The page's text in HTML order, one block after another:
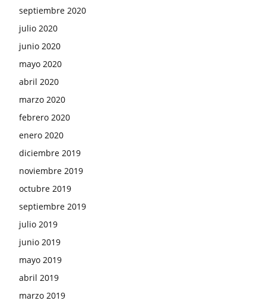
septiembre 2020
julio 2020
junio 2020
mayo 2020
abril 2020
marzo 2020
febrero 2020
enero 2020
diciembre 2019
noviembre 2019
octubre 2019
septiembre 2019
julio 2019
junio 2019
mayo 2019
abril 2019
marzo 2019